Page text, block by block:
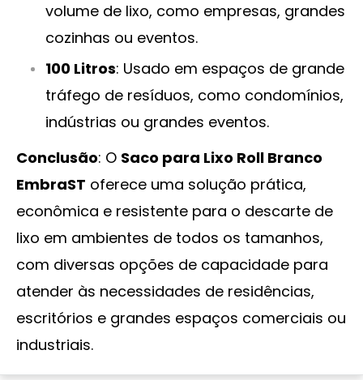
volume de lixo, como empresas, grandes
cozinhas ou eventos.
100 Litros: Usado em espaços de grande
tráfego de resíduos, como condomínios,
indústrias ou grandes eventos.
Conclusão: O Saco para Lixo Roll Branco
EmbraST oferece uma solução prática,
econômica e resistente para o descarte de
lixo em ambientes de todos os tamanhos,
com diversas opções de capacidade para
atender às necessidades de residências,
escritórios e grandes espaços comerciais ou
industriais.